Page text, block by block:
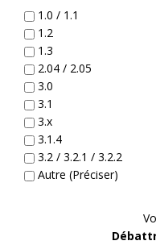
1.0 / 1.1
1.2
1.3
2.04 / 2.05
3.0
3.1
3.x
3.1.4
3.2 / 3.2.1 / 3.2.2
Autre (Préciser)